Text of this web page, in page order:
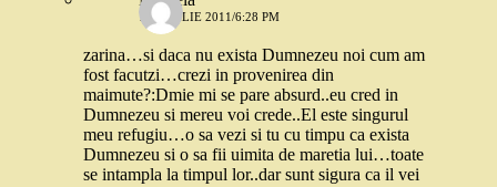
10 APRILIE 2011/6:28 PM
zarina…si daca nu exista Dumnezeu noi cum am
fost facutzi…crezi in provenirea din
maimute?:Dmie mi se pare absurd..eu cred in
Dumnezeu si mereu voi crede..El este singurul
meu refugiu…o sa vezi si tu cu timpu ca exista
Dumnezeu si o sa fii uimita de maretia lui…toate
se intampla la timpul lor..dar sunt sigura ca il vei